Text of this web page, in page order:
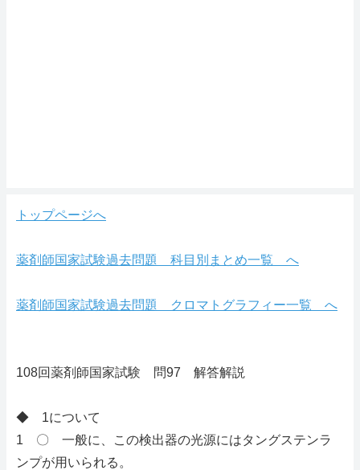
トップページへ
薬剤師国家試験過去問題 科目別まとめ一覧 へ
薬剤師国家試験過去問題 クロマトグラフィー一覧 へ
108回薬剤師国家試験 問97 解答解説
◆ 1について
1 〇 一般に、この検出器の光源にはタングステンラ
ンプが用いられる。